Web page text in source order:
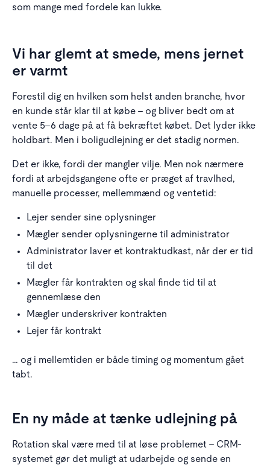
som mange med fordele kan lukke.
Vi har glemt at smede, mens jernet
er varmt
Forestil dig en hvilken som helst anden branche, hvor
en kunde står klar til at købe – og bliver bedt om at
vente 5–6 dage på at få bekræftet købet. Det lyder ikke
holdbart. Men i boligudlejning er det stadig normen.
Det er ikke, fordi der mangler vilje. Men nok nærmere
fordi at arbejdsgangene ofte er præget af travlhed,
manuelle processer, mellemmænd og ventetid:
Lejer sender sine oplysninger
Mægler sender oplysningerne til administrator
Administrator laver et kontraktudkast, når der er tid
til det
Mægler får kontrakten og skal finde tid til at
gennemlæse den
Mægler underskriver kontrakten
Lejer får kontrakt
… og i mellemtiden er både timing og momentum gået
tabt.
En ny måde at tænke udlejning på
Rotation skal være med til at løse problemet – CRM-
systemet gør det muligt at udarbejde og sende en